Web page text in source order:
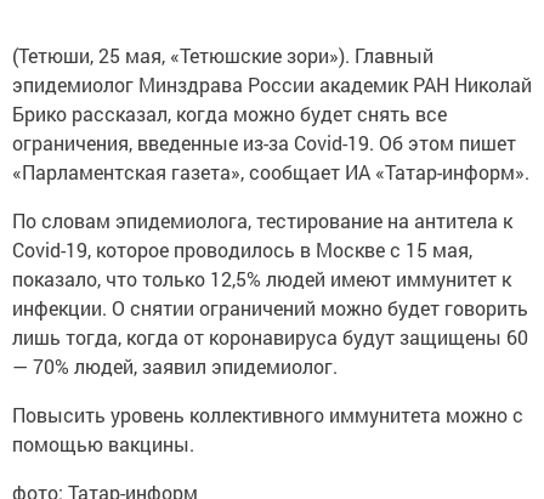
(Тетюши, 25 мая, «Тетюшские зори»). Главный
эпидемиолог Минздрава России академик РАН Николай
Брико рассказал, когда можно будет снять все
ограничения, введенные из-за Covid-19. Об этом пишет
«Парламентская газета», сообщает ИА «Татар-информ».
По словам эпидемиолога, тестирование на антитела к
Covid-19, которое проводилось в Москве с 15 мая,
показало, что только 12,5% людей имеют иммунитет к
инфекции. О снятии ограничений можно будет говорить
лишь тогда, когда от коронавируса будут защищены 60
— 70% людей, заявил эпидемиолог.
Повысить уровень коллективного иммунитета можно с
помощью вакцины.
фото: Татар-информ